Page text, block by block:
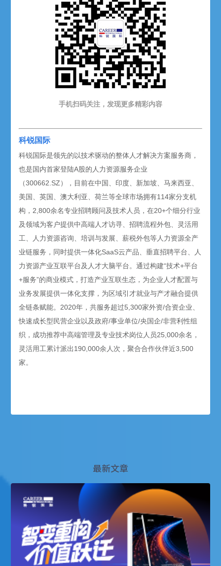
手机扫码关注，发现更多精彩内容
科锐国际
科锐国际是领先的以技术驱动的整体人才解决方案服务商，
也是国内首家登陆A股的人力资源服务企业
（300662.SZ），目前在中国、印度、新加坡、马来西亚、
美国、英国、澳大利亚、荷兰等全球市场拥有114家分支机
构，2,800余名专业招聘顾问及技术人员，在20+个细分行业
及领域为客户提供中高端人才访寻、招聘流程外包、灵活用
工、人力资源咨询、培训与发展、薪税外包等人力资源全产
业链服务，同时提供一体化SaaS云产品、垂直招聘平台、人
力资源产业互联平台及人才大脑平台。通过构建“技术+平台
+服务”的商业模式，打造产业互联生态，为企业人才配置与
业务发展提供一体化支撑，为区域引才就业与产才融合提供
全链条赋能。2020年，共服务超过5,300家外资/合资企业、
快速成长型民营企业以及政府/事业单位/央国企/非营利性组
织，成功推荐中高端管理及专业技术岗位人员25,000余名，
灵活用工累计派出190,000余人次，聚合合作伙伴近3,500
家。
最新文章